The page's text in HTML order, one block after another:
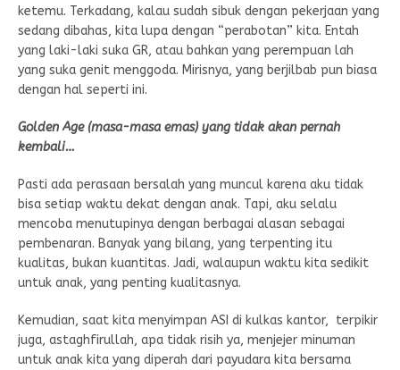
ketemu. Terkadang, kalau sudah sibuk dengan pekerjaan yang
sedang dibahas, kita lupa dengan “perabotan” kita. Entah
yang laki-laki suka GR, atau bahkan yang perempuan lah
yang suka genit menggoda. Mirisnya, yang berjilbab pun biasa
dengan hal seperti ini.
Golden Age (masa-masa emas) yang tidak akan pernah
kembali…
Pasti ada perasaan bersalah yang muncul karena aku tidak
bisa setiap waktu dekat dengan anak. Tapi, aku selalu
mencoba menutupinya dengan berbagai alasan sebagai
pembenaran. Banyak yang bilang, yang terpenting itu
kualitas, bukan kuantitas. Jadi, walaupun waktu kita sedikit
untuk anak, yang penting kualitasnya.
Kemudian, saat kita menyimpan ASI di kulkas kantor, terpikir
juga, astaghfirullah, apa tidak risih ya, menjejer minuman
untuk anak kita yang diperah dari payudara kita bersama